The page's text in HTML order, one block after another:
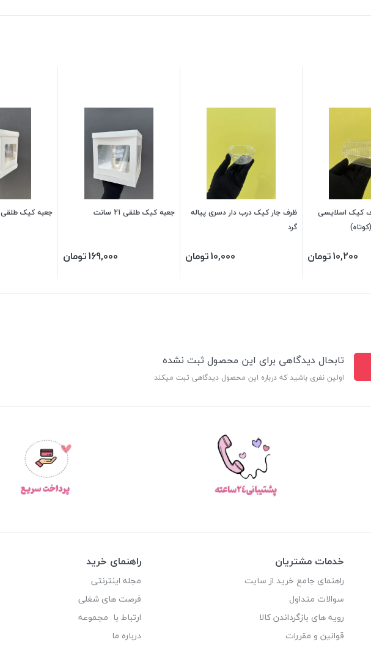
کیک اسلایسی
10,200تومان
ظرف جار کیک درب دار دسری پیاله
گرد
10,000تومان
جعبه کیک طلقی 21 سانت
169,000تومان
جعبه کیک طلقی 16.5 سانت
تابحال دیدگاهی برای این محصول ثبت نشده
اولین نفری باشید که درباره این محصول دیدگاهی ثبت میکند
خدمات مشتریان
راهنمای جامع خرید از سایت
سوالات متداول
رویه های بازگرداندن کالا
قوانین و مقررات
راهنمای خرید
مجله اینترنتی
فرصت های شغلی
ارتباط با مجموعه
درباره ما